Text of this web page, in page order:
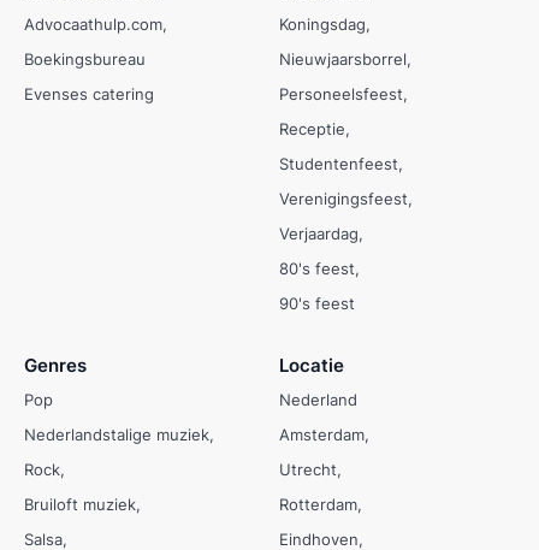
Advocaathulp.com
Boekingsbureau
Evenses catering
Koningsdag
Nieuwjaarsborrel
Personeelsfeest
Receptie
Studentenfeest
Verenigingsfeest
Verjaardag
80's feest
90's feest
Genres
Pop
Nederlandstalige muziek
Rock
Bruiloft muziek
Salsa
Locatie
Nederland
Amsterdam
Utrecht
Rotterdam
Eindhoven